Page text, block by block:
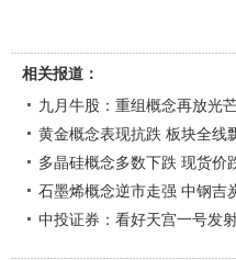
相关报道：
九月牛股：重组概念再放光
黄金概念表现抗跌 板块全线
多晶硅概念多数下跌 现货价
石墨烯概念逆市走强 中钢吉
中投证券：看好天宫一号发